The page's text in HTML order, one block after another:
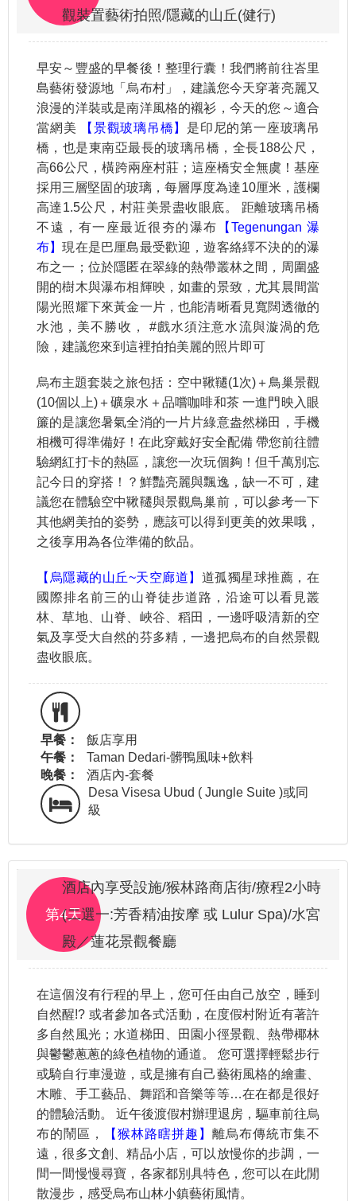
觀裝置藝術拍照/隱藏的山丘(健行)
早安～豐盛的早餐後！整理行囊！我們將前往峇里
島藝術發源地「烏布村」，建議您今天穿著亮麗又
浪漫的洋裝或是南洋風格的襯衫，今天的您～適合
當網美
【景觀玻璃吊橋】 是印尼的第一座玻璃吊
橋，也是東南亞最長的玻璃吊橋，全長188公尺，
高66公尺，橫跨兩座村莊；這座橋安全無虞！基座
採用三層堅固的玻璃，每層厚度為達10厘米，護欄
高達1.5公尺，村莊美景盡收眼底。 距離玻璃吊橋
不遠，有一座最近很夯的瀑布
【Tegenungan 瀑
布】現在是巴厘島最受歡迎，遊客絡繹不決的的瀑
布之一；位於隱匿在翠綠的熱帶叢林之間，周圍盛
開的樹木與瀑布相輝映，如畫的景致，尤其晨間當
陽光照耀下來黃金一片，也能清晰看見寬闊透徹的
水池，美不勝收， #戲水須注意水流與漩渦的危
險，建議您來到這裡拍拍美麗的照片即可
烏布主題套裝之旅包括：空中鞦韆(1次)＋鳥巢景觀
(10個以上)＋礦泉水＋品嚐咖啡和茶 一進門映入眼
簾的是讓您暑氣全消的一片片綠意盎然梯田，手機
相機可得準備好！在此穿戴好安全配備 帶您前往體
驗網紅打卡的熱區，讓您一次玩個夠！但千萬別忘
記今日的穿搭！？鮮豔亮麗與飄逸，缺一不可，建
議您在體驗空中鞦韆與景觀鳥巢前，可以參考一下
其他網美拍的姿勢，應該可以得到更美的效果哦，
之後享用為各位準備的飲品。
【烏隱藏的山丘~天空廊道】 道孤獨星球推薦，在
國際排名前三的山脊徒步道路，沿途可以看見叢
林、草地、山脊、峽谷、稻田，一邊呼吸清新的空
氣及享受大自然的芬多精，一邊把烏布的自然景觀
盡收眼底。
早餐：
飯店享用
午餐：
Taman Dedari-髒鴨風味+飲料
晚餐：
酒店內-套餐
Desa Visesa Ubud ( Jungle Suite )或同
級
第4天
酒店內享受設施/猴林路商店街/療程2小時
(二選一:芳香精油按摩 或 Lulur Spa)/水宮
殿／蓮花景觀餐廳
在這個沒有行程的早上，您可任由自己放空，睡到
自然醒!? 或者參加各式活動，在度假村附近有著許
多自然風光；水道梯田、田園小徑景觀、熱帶椰林
與鬱鬱蔥蔥的綠色植物的通道。 您可選擇輕鬆步行
或騎自行車漫遊，或是擁有自己藝術風格的繪畫、
木雕、手工藝品、舞蹈和音樂等等…在在都是很好
的體驗活動。 近午後渡假村辦理退房，驅車前往烏
布的鬧區，
【猴林路瞎拼趣】 離烏布傳統市集不
遠，很多文創、精品小店，可以放慢你的步調，一
間一間慢慢尋寶，各家都別具特色，您可以在此閒
散漫步，感受烏布山林小鎮藝術風情。